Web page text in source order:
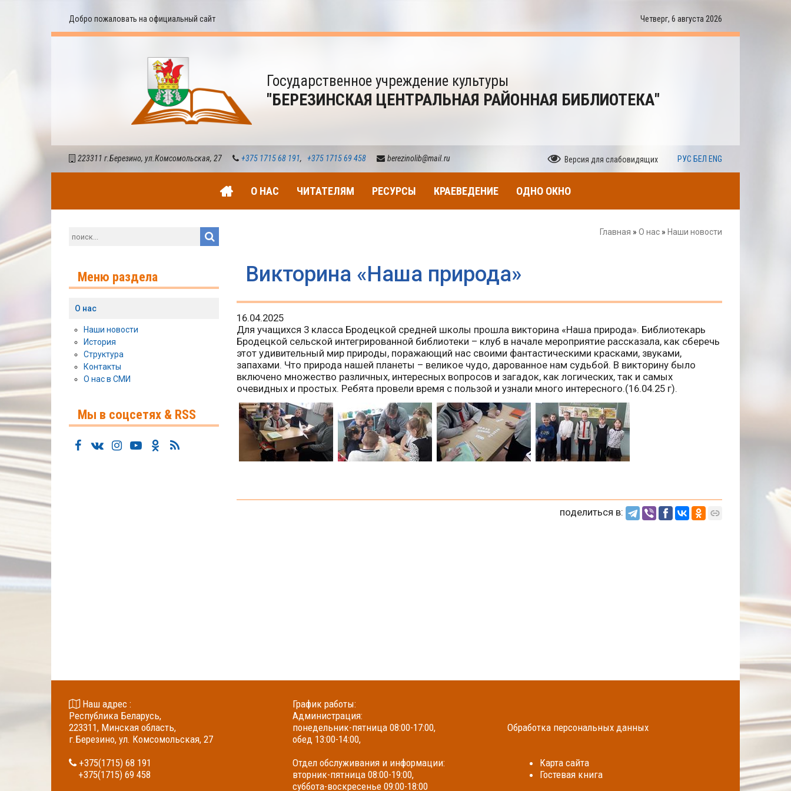
Добро пожаловать на официальный сайт Четверг, 6 августа 2026
Государственное учреждение культуры
"БЕРЕЗИНСКАЯ ЦЕНТРАЛЬНАЯ РАЙОННАЯ БИБЛИОТЕКА"
223311 г.Березино, ул.Комсомольская, 27 +375 1715 68 191, +375 1715 69 458 berezinolib@mail.ru Версия для слабовидящих РУС БЕЛ ENG
О НАС ЧИТАТЕЛЯМ РЕСУРСЫ КРАЕВЕДЕНИЕ ОДНО ОКНО
Главная » О нас » Наши новости
Викторина «Наша природа»
16.04.2025
Для учащихся 3 класса Бродецкой средней школы прошла викторина «Наша природа». Библиотекарь
Бродецкой сельской интегрированной библиотеки – клуб в начале мероприятие рассказала, как сберечь
этот удивительный мир природы, поражающий нас своими фантастическими красками, звуками,
запахами. Что природа нашей планеты – великое чудо, дарованное нам судьбой. В викторину было
включено множество различных, интересных вопросов и загадок, как логических, так и самых
очевидных и простых. Ребята провели время с пользой и узнали много интересного.(16.04.25 г).
поделиться в:
Меню раздела
О нас
Наши новости
История
Структура
Контакты
О нас в СМИ
Мы в соцсетях & RSS
Наш адрес :
Республика Беларусь,
223311, Минская область,
г.Березино, ул. Комсомольская, 27
+375(1715) 68 191
+375(1715) 69 458
График работы:
Администрация:
понедельник-пятница 08:00-17:00,
обед 13:00-14:00,
Отдел обслуживания и информации:
вторник-пятница 08:00-19:00,
суббота-воскресенье 09:00-18:00
Обработка персональных данных
Карта сайта
Гостевая книга